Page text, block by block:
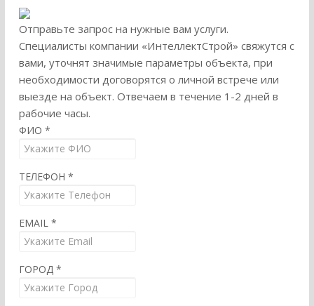
Отправьте запрос на нужные вам услуги.
Специалисты компании «ИнтеллектСтрой» свяжутся с
вами, уточнят значимые параметры объекта, при
необходимости договорятся о личной встрече или
выезде на объект. Отвечаем в течение 1-2 дней в
рабочие часы.
ФИО *
ТЕЛЕФОН *
EMAIL *
ГОРОД *